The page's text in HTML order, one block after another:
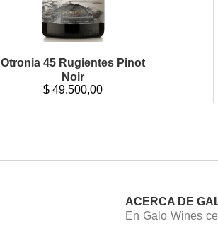
Otronia 45 Rugientes Pinot
Noir
$ 49.500,00
ACERCA DE
En Galo Wines